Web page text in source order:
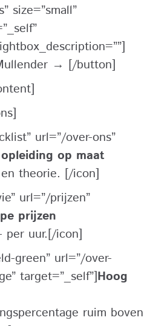
size=”small”
→ [/button]
url=”/over-ons”
op maat
theorie. [/icon]
url=”/prijzen”
prijzen
per uur.[/icon]
green” url=”/over-
target=”_self”]Hoog
ruim boven